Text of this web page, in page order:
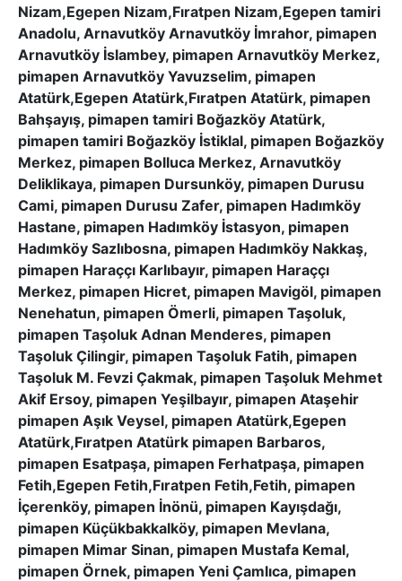
Nizam,Egepen Nizam,Fıratpen Nizam,Egepen tamiri
Anadolu, Arnavutköy Arnavutköy İmrahor, pimapen
Arnavutköy İslambey, pimapen Arnavutköy Merkez,
pimapen Arnavutköy Yavuzselim, pimapen
Atatürk,Egepen Atatürk,Fıratpen Atatürk, pimapen
Bahşayış, pimapen tamiri Boğazköy Atatürk,
pimapen tamiri Boğazköy İstiklal, pimapen Boğazköy
Merkez, pimapen Bolluca Merkez, Arnavutköy
Deliklikaya, pimapen Dursunköy, pimapen Durusu
Cami, pimapen Durusu Zafer, pimapen Hadımköy
Hastane, pimapen Hadımköy İstasyon, pimapen
Hadımköy Sazlıbosna, pimapen Hadımköy Nakkaş,
pimapen Haraççı Karlıbayır, pimapen Haraççı
Merkez, pimapen Hicret, pimapen Mavigöl, pimapen
Nenehatun, pimapen Ömerli, pimapen Taşoluk,
pimapen Taşoluk Adnan Menderes, pimapen
Taşoluk Çilingir, pimapen Taşoluk Fatih, pimapen
Taşoluk M. Fevzi Çakmak, pimapen Taşoluk Mehmet
Akif Ersoy, pimapen Yeşilbayır, pimapen Ataşehir
pimapen Aşık Veysel, pimapen Atatürk,Egepen
Atatürk,Fıratpen Atatürk pimapen Barbaros,
pimapen Esatpaşa, pimapen Ferhatpaşa, pimapen
Fetih,Egepen Fetih,Fıratpen Fetih,Fetih, pimapen
İçerenköy, pimapen İnönü, pimapen Kayışdağı,
pimapen Küçükbakkalköy, pimapen Mevlana,
pimapen Mimar Sinan, pimapen Mustafa Kemal,
pimapen Örnek, pimapen Yeni Çamlıca, pimapen